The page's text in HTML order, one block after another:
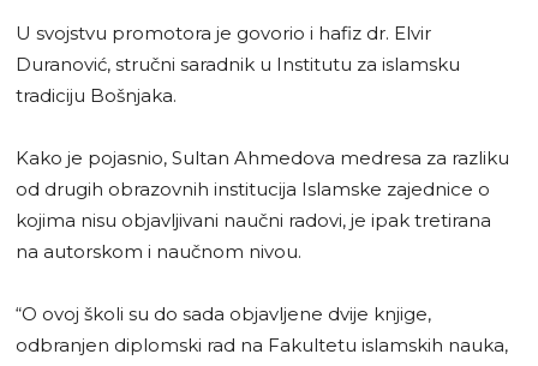
U svojstvu promotora je govorio i hafiz dr. Elvir
Duranović, stručni saradnik u Institutu za islamsku
tradiciju Bošnjaka.
Kako je pojasnio, Sultan Ahmedova medresa za razliku
od drugih obrazovnih institucija Islamske zajednice o
kojima nisu objavljivani naučni radovi, je ipak tretirana
na autorskom i naučnom nivou.
“O ovoj školi su do sada objavljene dvije knjige,
odbranjen diplomski rad na Fakultetu islamskih nauka,